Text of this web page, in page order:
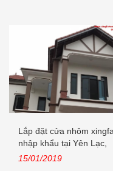
Lắp đặt cửa nhôm xingfa
nhập khẩu tại Yên Lạc,
Vĩnh...
15/01/2019